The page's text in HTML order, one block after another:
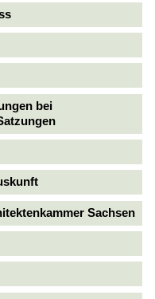
bei
Sachsen